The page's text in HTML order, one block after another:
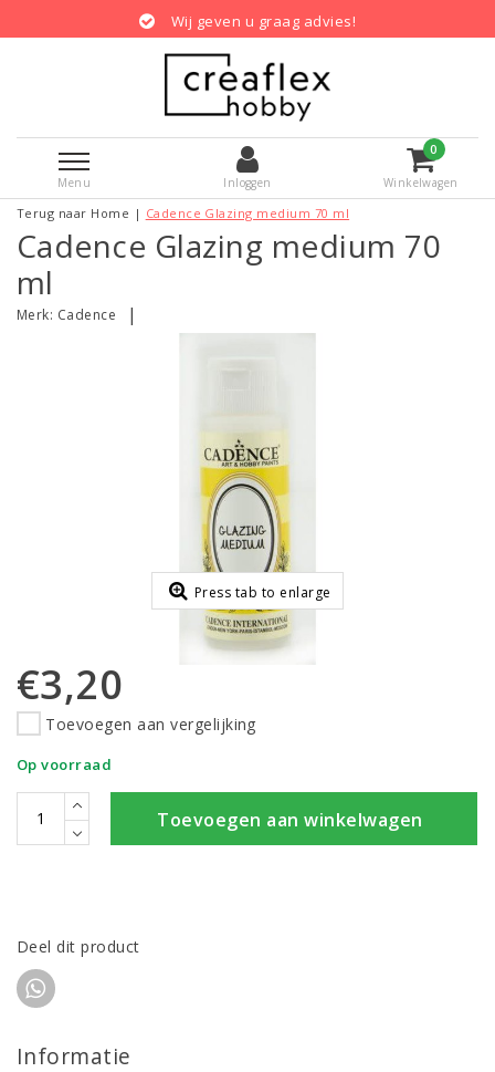
Wij geven u graag advies!
Menu Inloggen
0
Winkelwagen
Terug naar Home | Cadence Glazing medium 70 ml
Cadence Glazing medium 70
ml
Merk: Cadence |
Press tab to enlarge
€3,20
Toevoegen aan vergelijking
Op voorraad
Toevoegen aan winkelwagen
Deel dit product
Informatie